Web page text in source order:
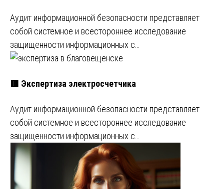
Аудит информационной безопасности представляет
собой системное и всестороннее исследование
защищенности информационных с…
🟥 Экспертиза электросчетчика
Аудит информационной безопасности представляет
собой системное и всестороннее исследование
защищенности информационных с…